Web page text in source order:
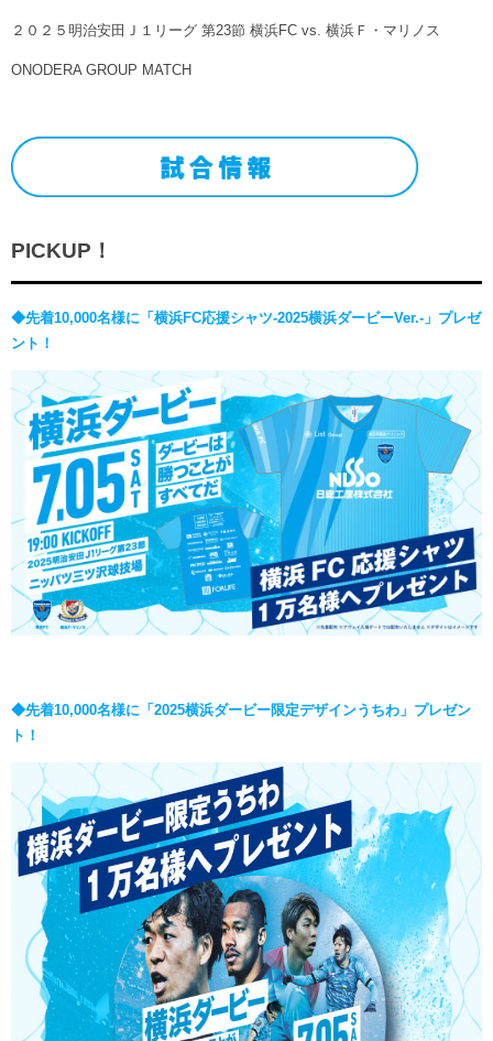
２０２５明治安田Ｊ１リーグ 第23節 横浜FC vs. 横浜Ｆ・マリノス
ONODERA GROUP MATCH
PICKUP！
◆先着10,000名様に「横浜FC応援シャツ-2025横浜ダービーVer.-」プレゼ
ント！
◆先着10,000名様に「2025横浜ダービー限定デザインうちわ」プレゼン
ト！